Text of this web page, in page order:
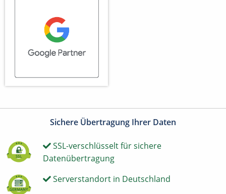
Sichere Übertragung Ihrer Daten
SSL-verschlüsselt für sichere
Datenübertragung
Serverstandort in Deutschland